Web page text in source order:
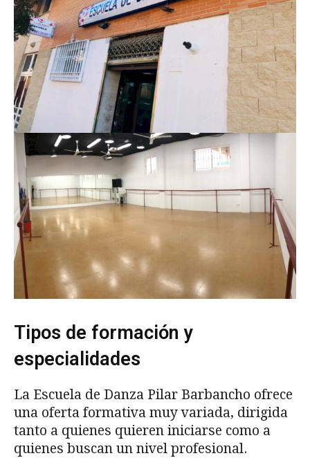
Tipos de formación y
especialidades
La Escuela de Danza Pilar Barbancho ofrece
una oferta formativa muy variada, dirigida
tanto a quienes quieren iniciarse como a
quienes buscan un nivel profesional.